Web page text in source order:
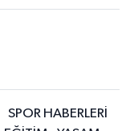
SPOR HABERLERİ